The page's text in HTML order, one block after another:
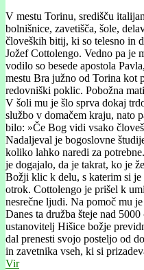
V mestu Torinu, središču
bolnišnice, zavetišča, šole,
človeških bitij, ki so telesno in
Jožef Cottolengo. Vedno pa je
vodilo so besede apostola
mestu Bra južno od Torina kot
redovniški poklic. Pobožna
V šoli mu je šlo sprva dokaj
službo v domačem kraju, nato
bilo: »Če Bog vidi vsako
Nadaljeval je bogoslovne
koliko lahko naredi za
je dogajalo, da je takrat, ko je
Božji klic k delu, s katerim si je
otrok. Cottolengo je prišel k
nesrečne ljudi. Na pomoč mu
Danes ta družba šteje nad
ustanovitelj Hišice božje
dal prenesti svojo posteljo od
in zavetnika vseh, ki si
Vir